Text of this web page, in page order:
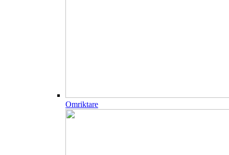
Omriktare